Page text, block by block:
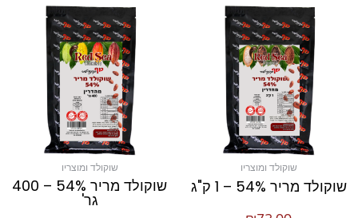
שוקולד ומוצריו
שוקולד מריר 54% – 1 ק"ג
שוקולד ומוצריו
שוקולד מריר 54% – 400
גר'